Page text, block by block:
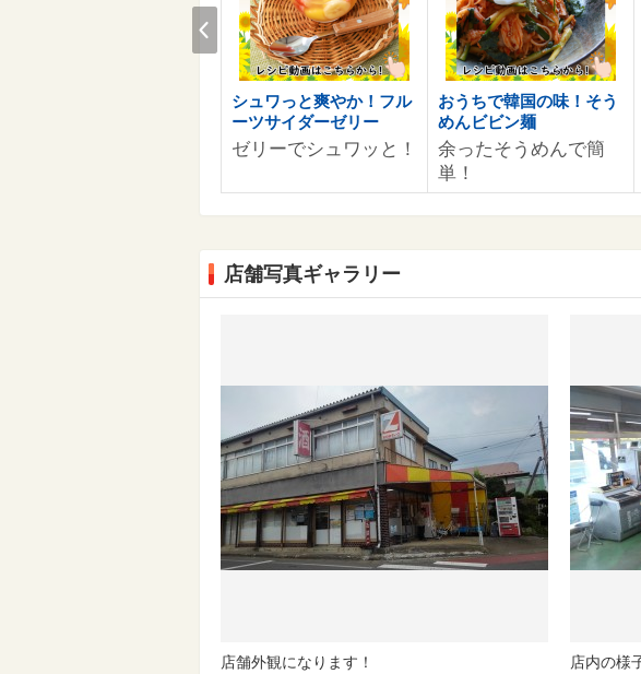
シュワっと爽やか！フル
ーツサイダーゼリー
ゼリーでシュワッと！
おうちで韓国の味！そう
めんビビン麺
余ったそうめんで簡
単！
Prev
店舗写真ギャラリー
店舗外観になります！ 店内の様